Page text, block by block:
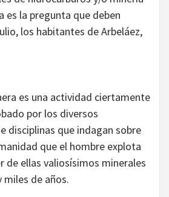
es la pregunta que deben
los habitantes de Arbeláez,
es una actividad ciertamente
por los diversos
disciplinas que indagan sobre
que el hombre explota
de ellas valiosísimos minerales
miles de años.